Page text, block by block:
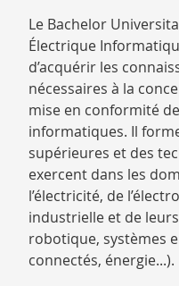
Le Bachelor
Électrique
d’acquérir les
nécessaires à la
mise en conformité
informatiques. Il
supérieures et des
exercent dans les
l’électricité, de
industrielle et de
robotique, systèmes
connectés, énergie...).